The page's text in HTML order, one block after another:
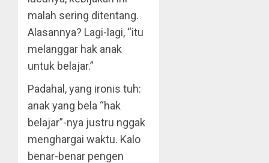
malah sering ditentang.
Alasannya? Lagi-lagi, “itu
melanggar hak anak
untuk belajar.”
Padahal, yang ironis tuh:
anak yang bela “hak
belajar”-nya justru nggak
menghargai waktu. Kalo
benar-benar pengen